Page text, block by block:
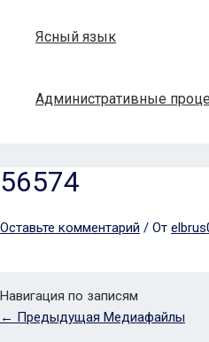
Ясный язык
Административные
56574
Оставьте комментарий / От
Навигация по записям
← Предыдущая Медиафайлы